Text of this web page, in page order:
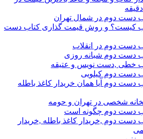
دست دوم در شمال تهران
کیست؟ و روش قیمت گذاری کتاب دست
دست دوم در انقلاب
دست دوم شبانه روزی
خطی ,دست نویس و عتیقه
دست دوم کیلویی
دست دوم آیا همان خریدار کاغذ باطله
شخصی در تهران و حومه
دست دوم چگونه است
دست دوم ,خریدار کاغذ باطله ,خریدار